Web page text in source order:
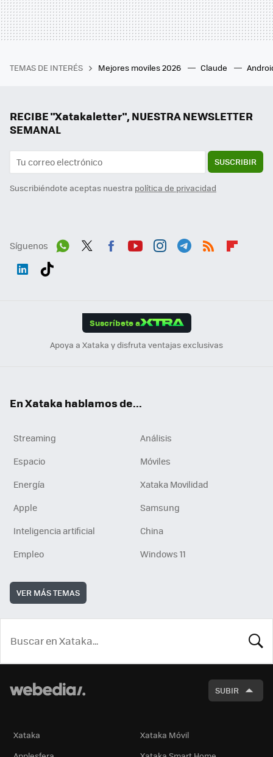
TEMAS DE INTERÉS Mejores moviles 2026 Claude
RECIBE "Xatakaletter", NUESTRA NEWSLETTER
SEMANAL
SUSCRIBIR
Suscribiéndote aceptas nuestra política de privacidad
Síguenos
Suscríbete a
Apoya a Xataka y disfruta ventajas exclusivas
En Xataka hablamos de...
Streaming
Análisis
Espacio
Móviles
Energía
Xataka Movilidad
Apple
Samsung
Inteligencia artificial
China
Empleo
Windows 11
VER MÁS TEMAS
SUBIR
Xataka
Xataka Móvil